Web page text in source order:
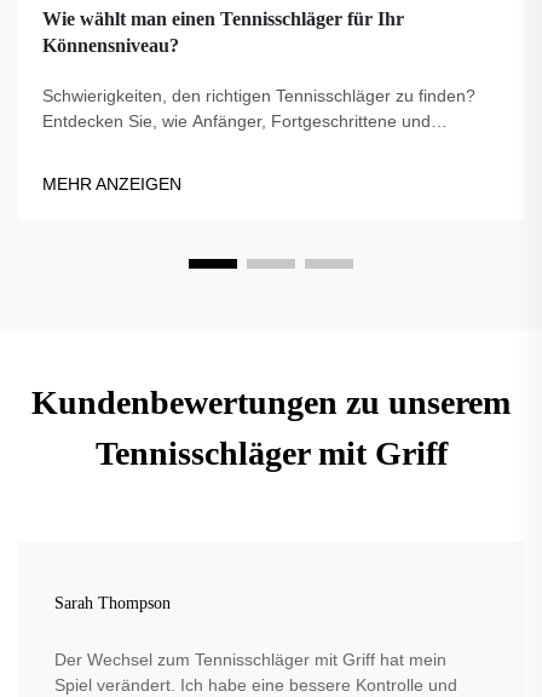
Wie wählt man einen Tennisschläger für Ihr
Könnensniveau?
Schwierigkeiten, den richtigen Tennisschläger zu finden?
Entdecken Sie, wie Anfänger, Fortgeschrittene und
MEHR ANZEIGEN
Kundenbewertungen zu unserem
Tennisschläger mit Griff
Sarah Thompson
Der Wechsel zum Tennisschläger mit Griff hat mein
Spiel verändert. Ich habe eine bessere Kontrolle und